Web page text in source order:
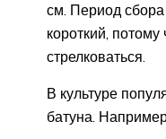
см. Период сбора
короткий,
стрелковаться.
В культуре
батуна.